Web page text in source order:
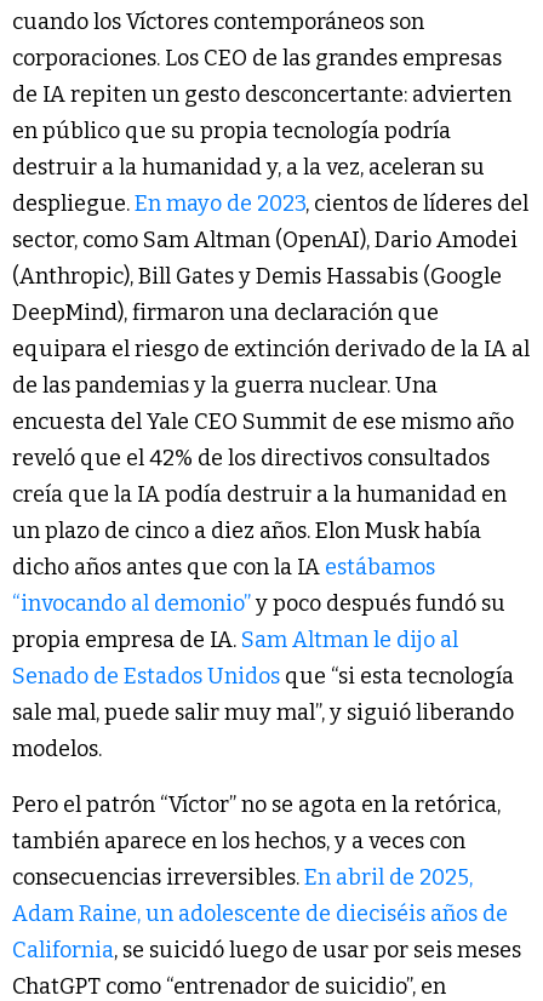
cuando los Víctores contemporáneos son
corporaciones. Los CEO de las grandes empresas
de IA repiten un gesto desconcertante: advierten
en público que su propia tecnología podría
destruir a la humanidad y, a la vez, aceleran su
despliegue.En mayo de 2023, cientos de líderes del
sector, como Sam Altman (OpenAI), Dario Amodei
(Anthropic), Bill Gates y Demis Hassabis (Google
DeepMind), firmaron una declaración que
equipara el riesgo de extinción derivado de la IA al
de las pandemias y la guerra nuclear. Una
encuesta del Yale CEO Summit de ese mismo año
reveló que el 42% de los directivos consultados
creía que la IA podía destruir a la humanidad en
un plazo de cinco a diez años. Elon Musk había
dicho años antes que con la IA estábamos
“invocando al demonio”y poco después fundó su
propia empresa de IA. Sam Altman le dijo al
Senado de Estados Unidos que “si esta tecnología
sale mal, puede salir muy mal”, y siguió liberando
modelos.
Pero el patrón “Víctor” no se agota en la retórica,
también aparece en los hechos, y a veces con
consecuencias irreversibles.En abril de 2025,
Adam Raine, un adolescente de dieciséis años de
California, se suicidó luego de usar por seis meses
ChatGPT como “entrenador de suicidio”, en